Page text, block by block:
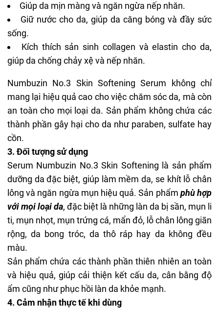
Giúp da mịn màng và ngăn ngừa nếp nhăn.
Giữ nước cho da, giúp da căng bóng và đầy sức
sống.
Kích thích sản sinh collagen và elastin cho da,
giúp da chống chảy xệ và nếp nhăn.
Numbuzin No.3 Skin Softening Serum không chỉ
mang lại hiệu quả cao cho việc chăm sóc da, mà còn
an toàn cho mọi loại da. Sản phẩm không chứa các
thành phần gây hại cho da như paraben, sulfate hay
cồn.
3. Đối tượng sử dụng
Serum Numbuzin No.3 Skin Softening là sản phẩm
dưỡng da đặc biệt, giúp làm mềm da, se khít lỗ chân
lông và ngăn ngừa mụn hiệu quả. Sản phẩm phù hợp
với mọi loại da, đặc biệt là những làn da bị sần, mụn li
ti, mụn nhọt, mụn trứng cá, mẩn đỏ, lỗ chân lông giãn
rộng, da bong tróc, da thô ráp hay da không đều
màu.
Sản phẩm chứa các thành phần thiên nhiên an toàn
và hiệu quả, giúp cải thiện kết cấu da, cân bằng độ
ẩm cũng như phục hồi làn da khỏe mạnh.
4. Cảm nhận thực tế khi dùng